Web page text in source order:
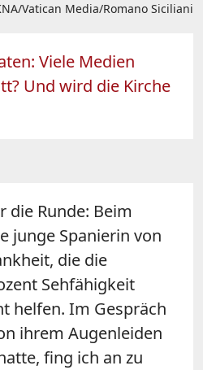
Vatican Media/Romano Siciliani
Viele Medien
Und wird die Kirche
Runde: Beim
junge Spanierin von
die die
Sehfähigkeit
helfen. Im Gespräch
ihrem Augenleiden
fing ich an zu